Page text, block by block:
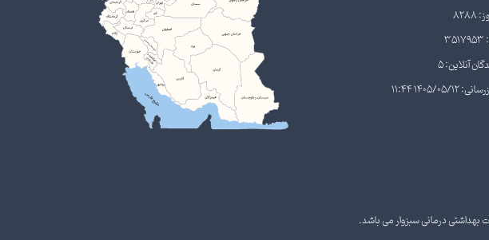
آنلاین: 5
05/12 11:44
بهداشتی درمانی سبزوار می باشد.